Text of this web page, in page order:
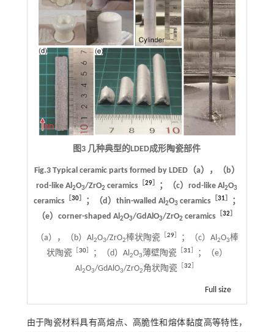
图3 几种典型的LDED成形陶瓷部件
Fig.3 Typical ceramic parts formed by LDED（a），（b）
rod-like Al2O3/ZrO2 ceramics ［29］ ；（c）rod-like Al2O3
ceramics 30］ ；（d）thin-walled Al2O3ceramics 31］
；
（e）corner-shaped Al2O3/GdAlO3/ZrO2 ceramics ［32］
（a），（b）Al2O3/ZrO2棒状陶瓷 29］ ；（c）Al2O3棒
状陶瓷
30］ ；（d）Al2O3薄壁陶瓷 31
；（e）
Al2O3/GdAlO3/ZrO2角状陶瓷 ［32
Full size
由于陶瓷材料具有高熔点、高脆性和熔体黏度高等特性，